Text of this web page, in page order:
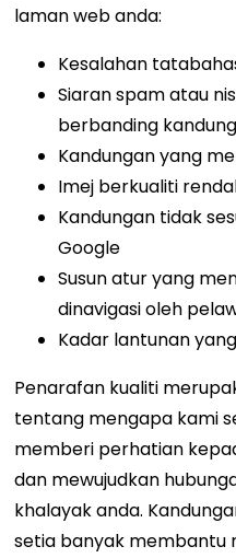
laman web anda:
Kesalahan
Siaran spam atau
berbanding
Kandungan yang
Imej berkualiti
Kandungan tidak
Google
Susun atur yang
dinavigasi oleh
Kadar lantunan
Penarafan kualiti
tentang mengapa kami
memberi perhatian
dan mewujudkan
khalayak anda.
setia banyak membantu